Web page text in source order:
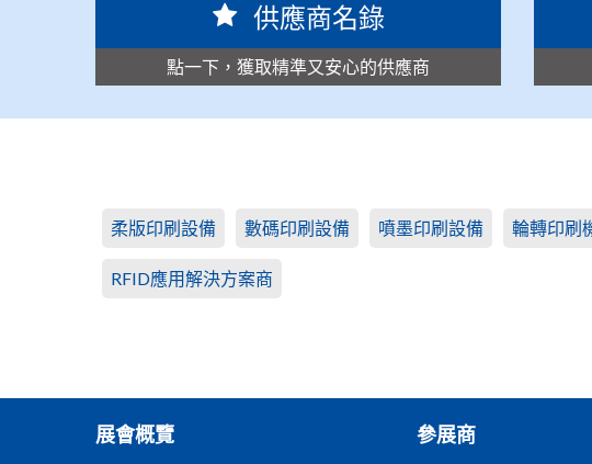
供應商名錄
點一下，獲取精準又安心的供應商
柔版印刷設備 數碼印刷設備 噴墨印刷設備 輪轉印刷
RFID應用解決方案商
展會概覽 參展商